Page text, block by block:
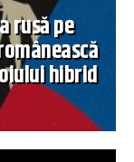
rusă pe
hibrid